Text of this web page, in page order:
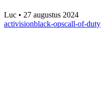
Luc • 27 augustus 2024
activisionblack-opscall-of-duty